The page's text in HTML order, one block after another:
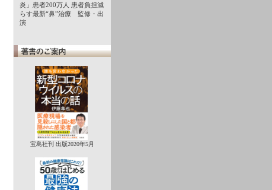
炎」患者200万人 患者負担減
らす最新“鼻”治療 監修・出
演
宝島社刊 出版2020年5月